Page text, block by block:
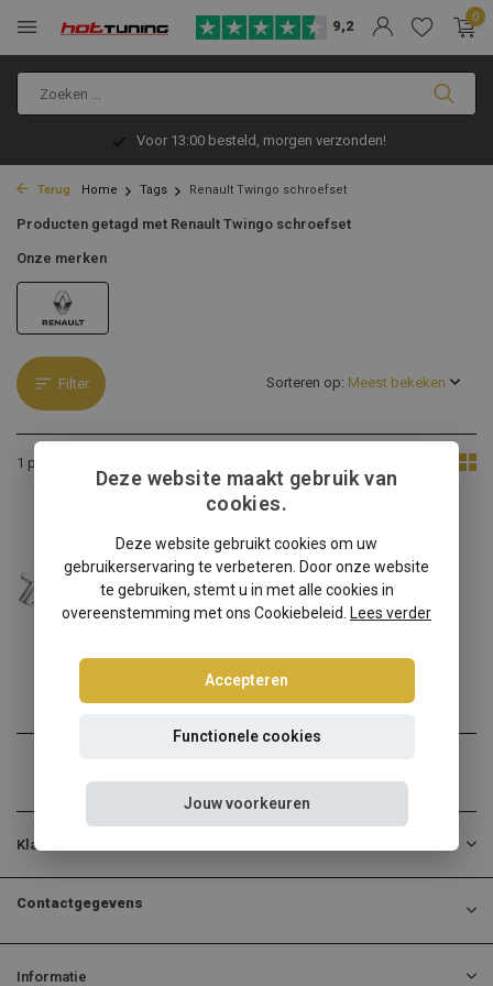
9,2
0
Voor 13:00 besteld, morgen verzonden!
Terug Home Tags Renault Twingo schroefset
Producten getagd met Renault Twingo schroefset
Onze merken
Filter
1 product
Sorteren op:
Renault Twingo AH schroefset (2014 - )
Renault Twingo AH? Kies d...
€474,95
Klantenservice
Contactgegevens
Informatie
Deze website maakt gebruik van
cookies.
Deze website gebruikt cookies om uw
gebruikerservaring te verbeteren. Door onze website
te gebruiken, stemt u in met alle cookies in
overeenstemming met ons Cookiebeleid.
Lees verder
Accepteren
Functionele cookies
Jouw voorkeuren